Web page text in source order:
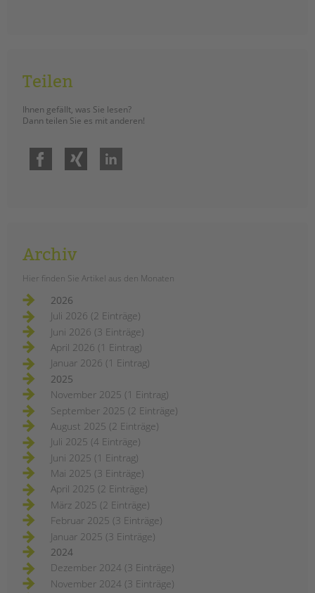
Zertfikatskurse
Seminarkalender
Seminarräume
PROFIL | LEITBILD
schoolcoach BTL
tandem international
KARRIERE
Stellenangebote
tandem als Arbeitgeberin
NEWS/BLOG
unkuerzbar
Briefe an Kai
PRESSE
Magazin
KONTAKT
Impressum
Datenschutz
Hinweisgebersystem
Intranet
Teilen
Ihnen gefällt, was Sie lesen?
Dann teilen Sie es mit anderen!
Facebook Xing
Archiv
Hier finden Sie Artikel aus den Monaten
2026
Juli 2026 (2 Einträge)
Juni 2026 (3 Einträge)
April 2026 (1 Eintrag)
Januar 2026 (1 Eintrag)
2025
November 2025 (1 Eintrag)
September 2025 (2 Einträge)
August 2025 (2 Einträge)
Juli 2025 (4 Einträge)
Juni 2025 (1 Eintrag)
Mai 2025 (3 Einträge)
April 2025 (2 Einträge)
März 2025 (2 Einträge)
Februar 2025 (3 Einträge)
Januar 2025 (3 Einträge)
2024
Dezember 2024 (3 Einträge)
November 2024 (3 Einträge)